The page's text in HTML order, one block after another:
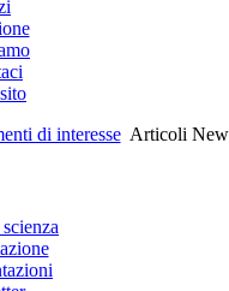
di interesse Articoli